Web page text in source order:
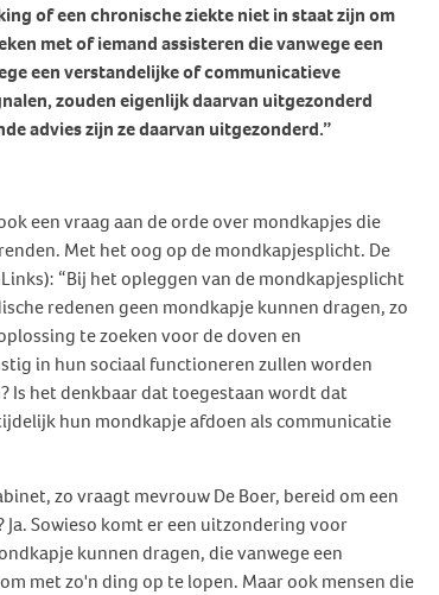
of een chronische ziekte niet in staat zijn om
met of iemand assisteren die vanwege een
een verstandelijke of communicatieve
zouden eigenlijk daarvan uitgezonderd
advies zijn ze daarvan uitgezonderd.”
een vraag aan de orde over mondkapjes die
Met het oog op de mondkapjesplicht. De
“Bij het opleggen van de mondkapjesplicht
redenen geen mondkapje kunnen dragen, zo
te zoeken voor de doven en
in hun sociaal functioneren zullen worden
Is het denkbaar dat toegestaan wordt dat
hun mondkapje afdoen als communicatie
zo vraagt mevrouw De Boer, bereid om een
Sowieso komt er een uitzondering voor
kunnen dragen, die vanwege een
met zo'n ding op te lopen. Maar ook mensen die